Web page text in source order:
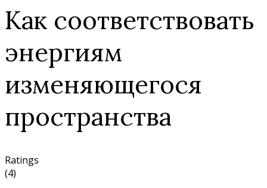
Как соответствовать
энергиям
изменяющегося
пространства
Ratings
(4)